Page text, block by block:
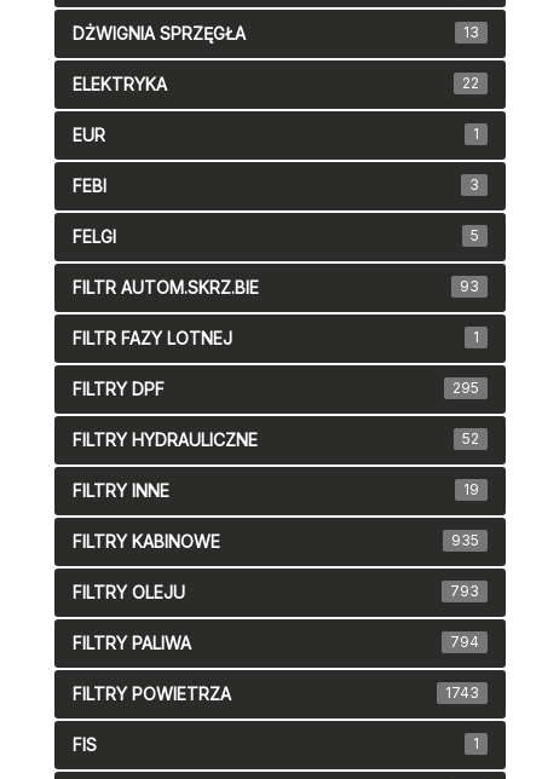
DŻWIGNIA SPRZĘGŁA 13
ELEKTRYKA 22
EUR 1
FEBI 3
FELGI 5
FILTR AUTOM.SKRZ.BIE 93
FILTR FAZY LOTNEJ 1
FILTRY DPF 295
FILTRY HYDRAULICZNE 52
FILTRY INNE 19
FILTRY KABINOWE 935
FILTRY OLEJU 793
FILTRY PALIWA 794
FILTRY POWIETRZA 1743
FIS 1